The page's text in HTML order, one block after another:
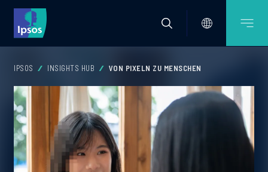
IPSOS INSIGHTS HUB VON PIXELN ZU MENSCHEN